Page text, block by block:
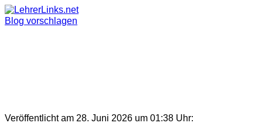
Skip
to
Blog vorschlagen
Veröffentlicht am 28. Juni 2026 um 01:38 Uhr: